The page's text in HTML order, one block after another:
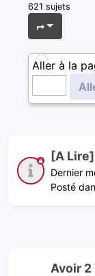
621 sujets
Page
Aller à la
[A
Dernier
Posté
Avoir